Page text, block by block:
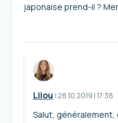
japonaise prend-il ?
Lilou I28.10.2019 |17:38
Salut, généralement,